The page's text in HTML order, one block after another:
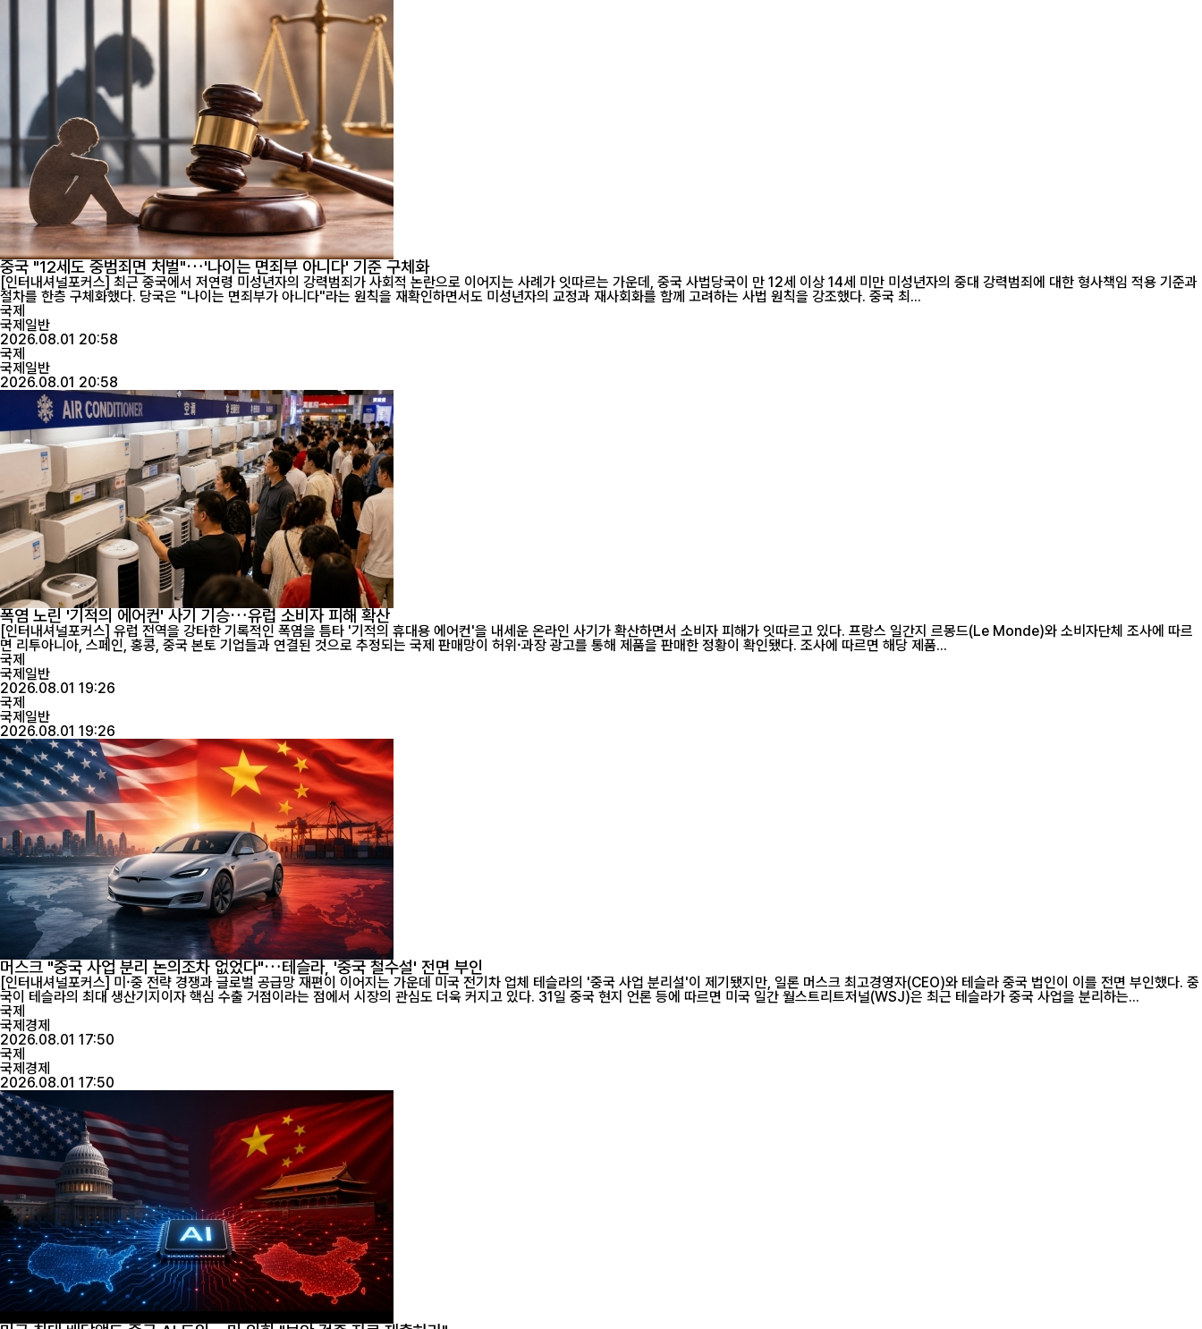
중국 "12세도 중범죄면 처벌"…'나이는 면죄부 아니다' 기준 구체화
[인터내셔널포커스] 최근 중국에서 저연령 미성년자의 강력범죄가 사회적 논란으로 이어지는 사례가 잇따르는 가운데, 중국 사법당국이 만 12세 이상 14세 미만 미성년자의 중대 강력범죄에 대한 형사책임 적용 기준과
절차를 한층 구체화했다. 당국은 "나이는 면죄부가 아니다"라는 원칙을 재확인하면서도 미성년자의 교정과 재사회화를 함께 고려하는 사법 원칙을 강조했다. 중국 최...
국제
국제일반
2026.08.01 20:58
국제
국제일반
2026.08.01 20:58
폭염 노린 '기적의 에어컨' 사기 기승…유럽 소비자 피해 확산
[인터내셔널포커스] 유럽 전역을 강타한 기록적인 폭염을 틈타 '기적의 휴대용 에어컨'을 내세운 온라인 사기가 확산하면서 소비자 피해가 잇따르고 있다. 프랑스 일간지 르몽드(Le Monde)와 소비자단체 조사에 따르
면 리투아니아, 스페인, 홍콩, 중국 본토 기업들과 연결된 것으로 추정되는 국제 판매망이 허위·과장 광고를 통해 제품을 판매한 정황이 확인됐다. 조사에 따르면 해당 제품...
국제
국제일반
2026.08.01 19:26
국제
국제일반
2026.08.01 19:26
머스크 "중국 사업 분리 논의조차 없었다"…테슬라, '중국 철수설' 전면 부인
[인터내셔널포커스] 미·중 전략 경쟁과 글로벌 공급망 재편이 이어지는 가운데 미국 전기차 업체 테슬라의 '중국 사업 분리설'이 제기됐지만, 일론 머스크 최고경영자(CEO)와 테슬라 중국 법인이 이를 전면 부인했다. 중
국이 테슬라의 최대 생산기지이자 핵심 수출 거점이라는 점에서 시장의 관심도 더욱 커지고 있다. 31일 중국 현지 언론 등에 따르면 미국 일간 월스트리트저널(WSJ)은 최근 테슬라가 중국 사업을 분리하는...
국제
국제경제
2026.08.01 17:50
국제
국제경제
2026.08.01 17:50